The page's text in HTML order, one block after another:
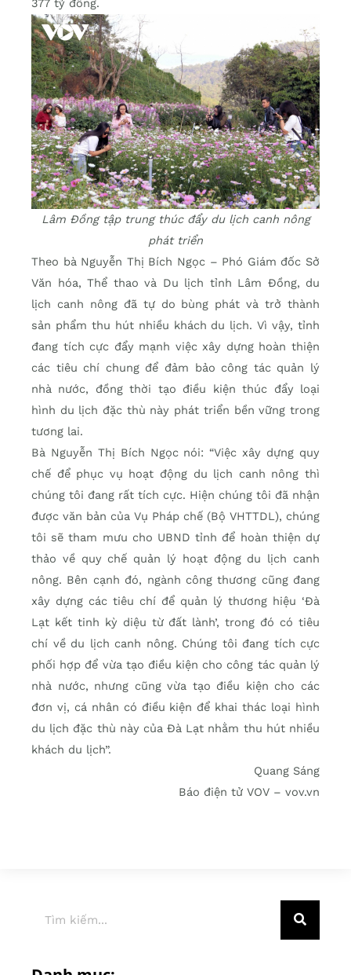
377 tỷ đồng.
Lâm Đồng tập trung thúc đẩy du lịch canh nông
phát triển
Theo bà Nguyễn Thị Bích Ngọc – Phó Giám đốc Sở
Văn hóa, Thể thao và Du lịch tỉnh Lâm Đồng, du
lịch canh nông đã tự do bùng phát và trở thành
sản phẩm thu hút nhiều khách du lịch. Vì vậy, tỉnh
đang tích cực đẩy mạnh việc xây dựng hoàn thiện
các tiêu chí chung để đảm bảo công tác quản lý
nhà nước, đồng thời tạo điều kiện thúc đẩy loại
hình du lịch đặc thù này phát triển bền vững trong
tương lai.
Bà Nguyễn Thị Bích Ngọc nói: “Việc xây dựng quy
chế để phục vụ hoạt động du lịch canh nông thì
chúng tôi đang rất tích cực. Hiện chúng tôi đã nhận
được văn bản của Vụ Pháp chế (Bộ VHTTDL), chúng
tôi sẽ tham mưu cho UBND tỉnh để hoàn thiện dự
thảo về quy chế quản lý hoạt động du lịch canh
nông. Bên cạnh đó, ngành công thương cũng đang
xây dựng các tiêu chí để quản lý thương hiệu ‘Đà
Lạt kết tinh kỳ diệu từ đất lành’, trong đó có tiêu
chí về du lịch canh nông. Chúng tôi đang tích cực
phối hợp để vừa tạo điều kiện cho công tác quản lý
nhà nước, nhưng cũng vừa tạo điều kiện cho các
đơn vị, cá nhân có điều kiện để khai thác loại hình
du lịch đặc thù này của Đà Lạt nhằm thu hút nhiều
khách du lịch”.
Quang Sáng
Báo điện tử VOV – vov.vn